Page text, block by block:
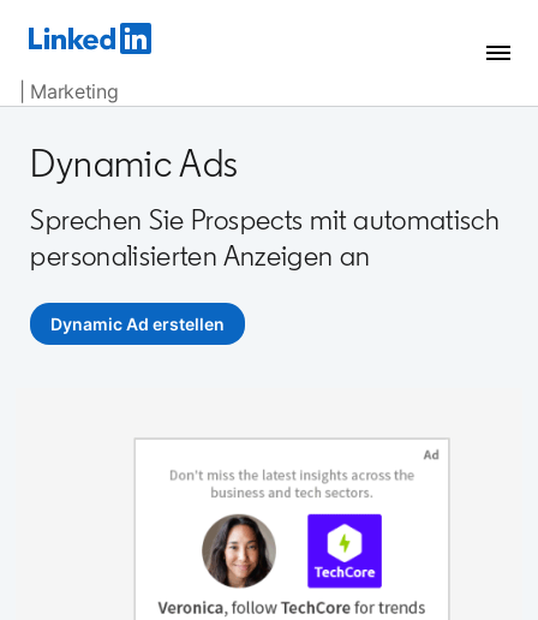
| Marketing
Dynamic Ads
Sprechen Sie Prospects mit automatisch
personalisierten Anzeigen an
Dynamic Ad erstellen
opens in a new tab